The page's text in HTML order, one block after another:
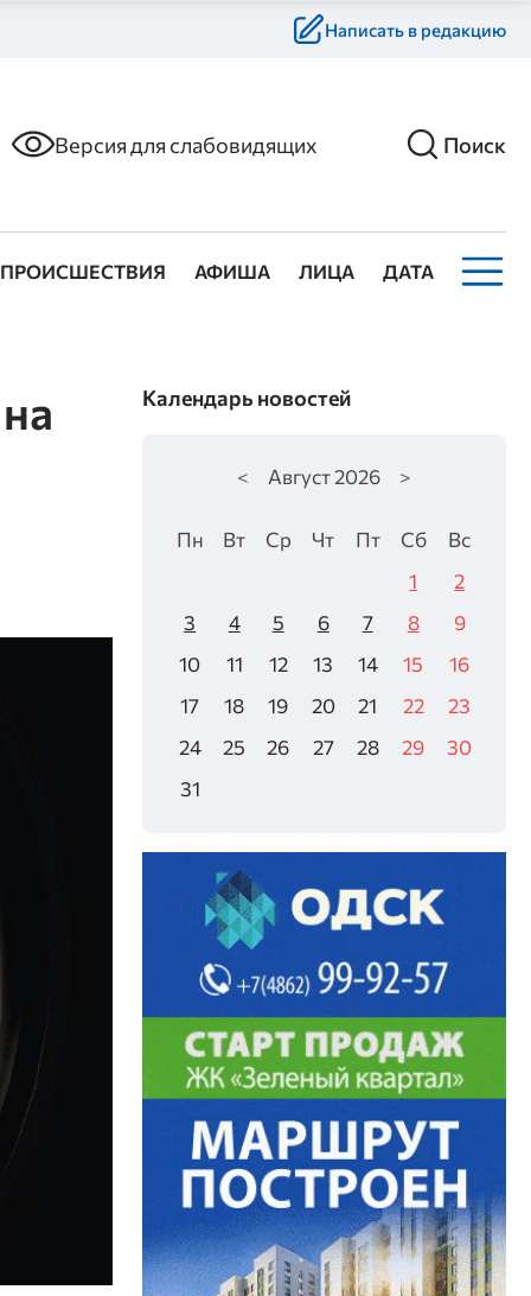
Написать в редакцию
Версия для слабовидящих Поиск
ПРОИСШЕСТВИЯ АФИША ЛИЦА ДАТА
Календарь новостей
< Август2026 >
Пн Вт Ср Чт Пт Сб
Вс
1
2
3
4 5 6 7 8
9
10
11 12 13 14 15
16
17
18 19 20 21 22
23
24
25 26 27 28 29
30
31